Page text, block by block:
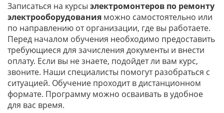
Записаться на курсы электромонтеров по ремонту
электрооборудования можно самостоятельно или
по направлению от организации, где вы работаете.
Перед началом обучения необходимо предоставить
требующиеся для зачисления документы и внести
оплату. Если вы не знаете, подойдет ли вам курс,
звоните. Наши специалисты помогут разобраться с
ситуацией. Обучение проходит в дистанционном
формате. Программу можно осваивать в удобное
для вас время.